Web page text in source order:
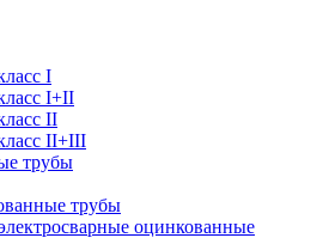
I
I+II
II
II+III
трубы
трубы
оцинкованные